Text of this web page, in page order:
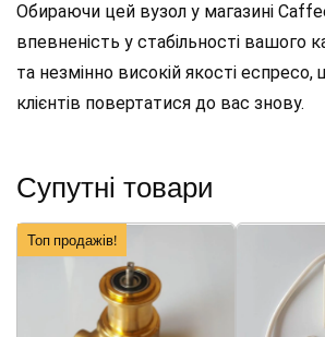
Обираючи цей вузол у магазині
впевненість у стабільності вашого
та незмінно високій якості
клієнтів повертатися до вас знову.
Супутні товари
Топ продажів!